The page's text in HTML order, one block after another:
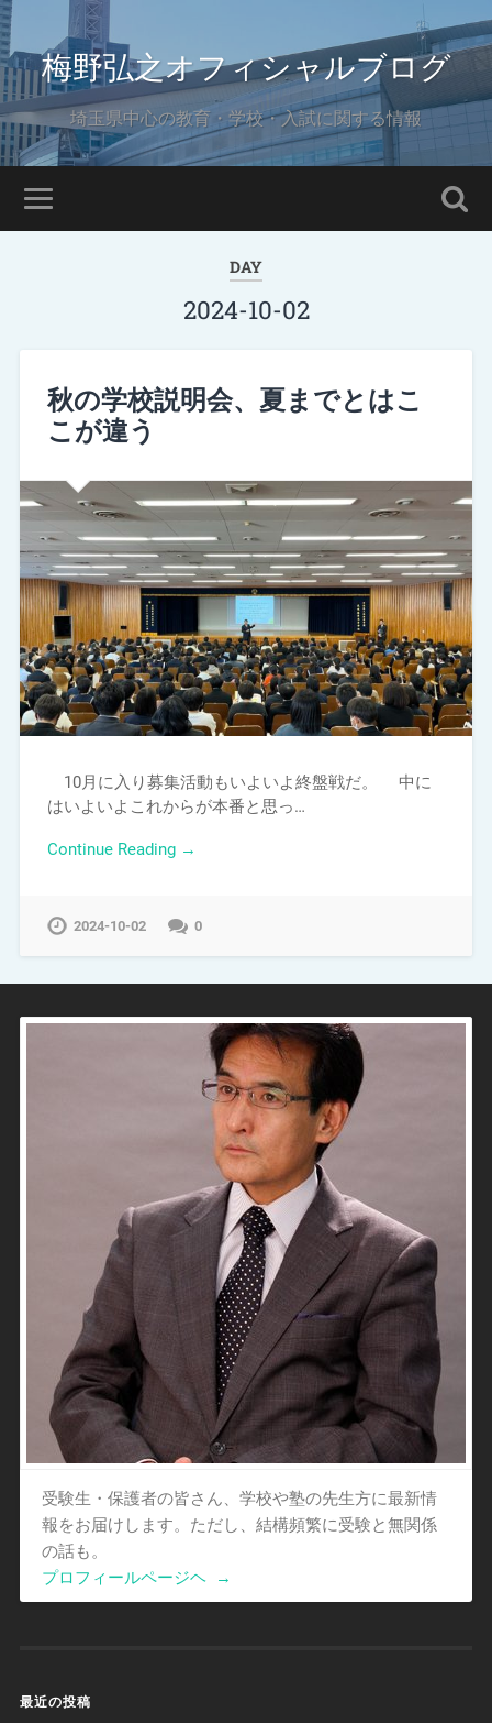
梅野弘之オフィシャルブログ
埼玉県中心の教育・学校・入試に関する情報
DAY
2024-10-02
秋の学校説明会、夏までとはこ
こが違う
10月に入り募集活動もいよいよ終盤戦だ。 中に
はいよいよこれからが本番と思っ…
Continue Reading →
2024-10-02 0
受験生・保護者の皆さん、学校や塾の先生方に最新情
報をお届けします。ただし、結構頻繁に受験と無関係
の話も。
プロフィールページヘ
→
最近の投稿